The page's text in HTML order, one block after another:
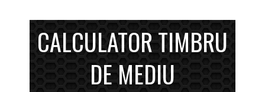
CALCULATOR TIMBRU
DE MEDIU